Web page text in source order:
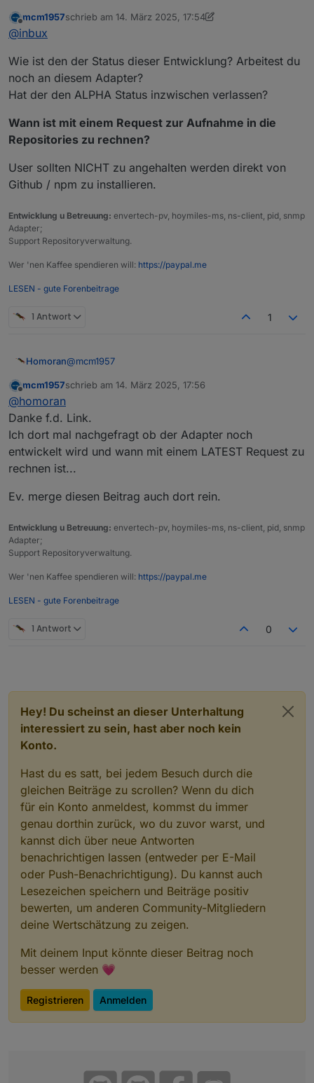
Offline
mcm1957schrieb am 14. März 2025, 17:54
zuletzt editiert von mcm1957
@inbux
Wie ist den der Status dieser Entwicklung? Arbeitest du
noch an diesem Adapter?
Hat der den ALPHA Status inzwischen verlassen?
Wann ist mit einem Request zur Aufnahme in die
Repositories zu rechnen?
User sollten NICHT zu angehalten werden direkt von
Github / npm zu installieren.
Entwicklung u Betreuung: envertech-pv, hoymiles-ms, ns-client, pid, snmp
Adapter;
Support Repositoryverwaltung.
Wer 'nen Kaffee spendieren will: https://paypal.me
LESEN - gute Forenbeitrage
1 Antwort 1
Homoran@mcm1957
https://forum.iobroker.net/post/868237
@icebear
warum machst du einen neuen Thread auf?
frag doch in dem Tester Thread
Offline
mcm1957schrieb am 14. März 2025, 17:56
zuletzt editiert von
@homoran
Danke f.d. Link.
Ich dort mal nachgefragt ob der Adapter noch
entwickelt wird und wann mit einem LATEST Request zu
rechnen ist...
Ev. merge diesen Beitrag auch dort rein.
Entwicklung u Betreuung: envertech-pv, hoymiles-ms, ns-client, pid, snmp
Adapter;
Support Repositoryverwaltung.
Wer 'nen Kaffee spendieren will: https://paypal.me
LESEN - gute Forenbeitrage
1 Antwort 0
Hey! Du scheinst an dieser Unterhaltung
interessiert zu sein, hast aber noch kein
Konto.
Hast du es satt, bei jedem Besuch durch die
gleichen Beiträge zu scrollen? Wenn du dich
für ein Konto anmeldest, kommst du immer
genau dorthin zurück, wo du zuvor warst, und
kannst dich über neue Antworten
benachrichtigen lassen (entweder per E-Mail
oder Push-Benachrichtigung). Du kannst auch
Lesezeichen speichern und Beiträge positiv
bewerten, um anderen Community-Mitgliedern
deine Wertschätzung zu zeigen.
Mit deinem Input könnte dieser Beitrag noch
besser werden 💗
Registrieren Anmelden